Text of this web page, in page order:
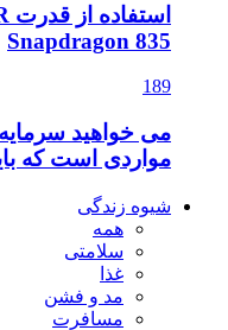
Snapdragon 835
189
می خواهید سرمایه
مواردی است که
شیوه زندگی
همه
سلامتی
غذا
مد و فشن
مسافرت